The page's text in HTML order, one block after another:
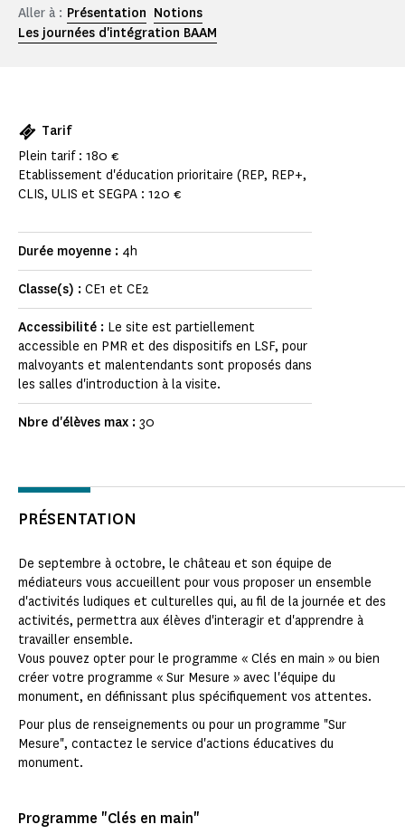
Aller à : Présentation Notions
Les journées d'intégration BAAM
Tarif
Plein tarif : 180 €
Etablissement d'éducation prioritaire (REP, REP+,
CLIS, ULIS et SEGPA : 120 €
Durée moyenne : 4h
Classe(s) : CE1 et CE2
Accessibilité : Le site est partiellement
accessible en PMR et des dispositifs en LSF, pour
malvoyants et malentendants sont proposés dans
les salles d'introduction à la visite.
Nbre d'élèves max : 30
PRÉSENTATION
De septembre à octobre, le château et son équipe de
médiateurs vous accueillent pour vous proposer un ensemble
d'activités ludiques et culturelles qui, au fil de la journée et des
activités, permettra aux élèves d'interagir et d'apprendre à
travailler ensemble.
Vous pouvez opter pour le programme « Clés en main » ou bien
créer votre programme « Sur Mesure » avec l'équipe du
monument, en définissant plus spécifiquement vos attentes.
Pour plus de renseignements ou pour un programme "Sur
Mesure", contactez le service d'actions éducatives du
monument.
Programme "Clés en main"